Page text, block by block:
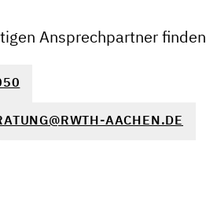
Ansprechpartner finden
AACHEN.DE